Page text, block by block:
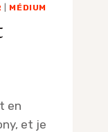
MÉDIUM
en
et je